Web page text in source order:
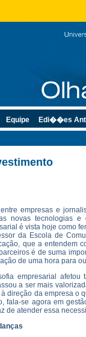
empresas e
novas tecnologias
é vista hoje como
da Escola de
que a entendem
é de suma
de uma hora para
empresarial
a ser mais
direção da empresa o
fala-se agora em
de atender essa
Equipe Edi��es